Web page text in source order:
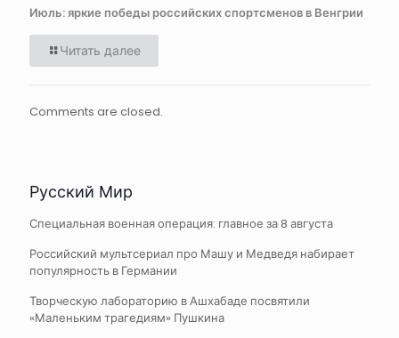
Июль: яркие победы российских спортсменов в Венгрии
Читать далее
Comments are closed.
Русский Мир
Специальная военная операция: главное за 8 августа
Российский мультсериал про Машу и Медведя набирает
популярность в Германии
Творческую лабораторию в Ашхабаде посвятили
«Маленьким трагедиям» Пушкина